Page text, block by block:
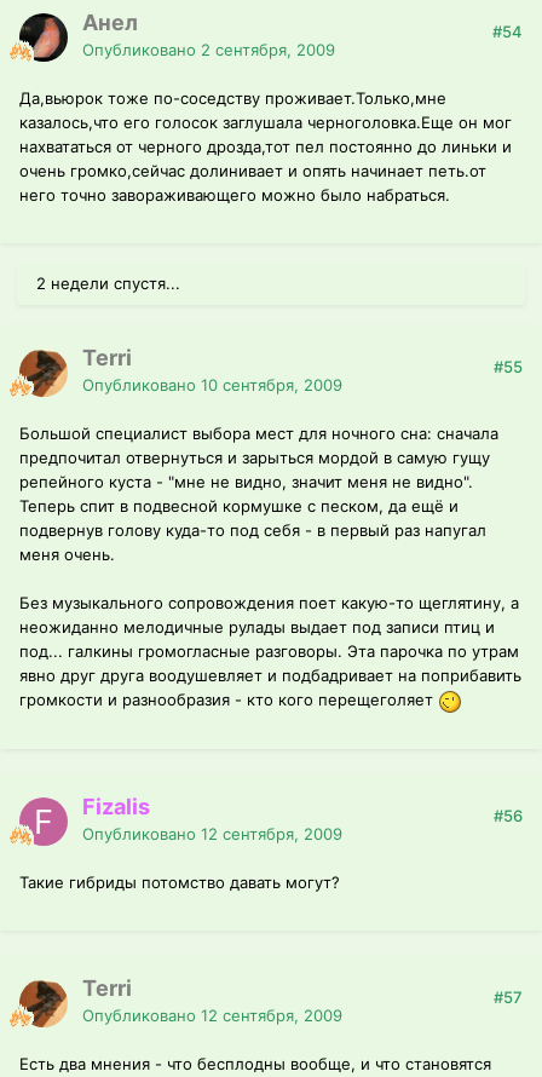
Анел
Опубликовано 2 сентября, 2009
#54
Да,вьюрок тоже по-соседству проживает.Только,мне
казалось,что его голосок заглушала черноголовка.Еще он мог
нахвататься от черного дрозда,тот пел постоянно до линьки и
очень громко,сейчас долинивает и опять начинает петь.от
него точно завораживающего можно было набраться.
2 недели спустя...
Terri
Опубликовано 10 сентября, 2009
#55
Большой специалист выбора мест для ночного сна: сначала
предпочитал отвернуться и зарыться мордой в самую гущу
репейного куста - "мне не видно, значит меня не видно".
Теперь спит в подвесной кормушке с песком, да ещё и
подвернув голову куда-то под себя - в первый раз напугал
меня очень.
Без музыкального сопровождения поет какую-то щеглятину, а
неожиданно мелодичные рулады выдает под записи птиц и
под... галкины громогласные разговоры. Эта парочка по утрам
явно друг друга воодушевляет и подбадривает на поприбавить
громкости и разнообразия - кто кого перещеголяет
Fizalis
Опубликовано 12 сентября, 2009
#56
Такие гибриды потомство давать могут?
Terri
Опубликовано 12 сентября, 2009
#57
Есть два мнения - что бесплодны вообще, и что становятся